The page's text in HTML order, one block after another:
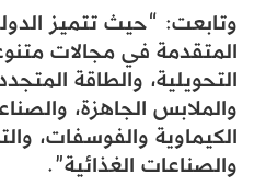
وتابعت: “حيث تتميز
المتقدمة في مجالات
التحويلية، والطاقة
والملابس الجاهزة،
الكيماوية والفوسفات،
والصناعات الغذائية”.